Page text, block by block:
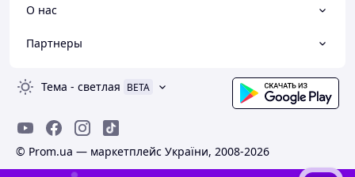
О нас
Партнеры
Тема - светлая BETA
© Prom.ua — маркетплейс України, 2008-2026